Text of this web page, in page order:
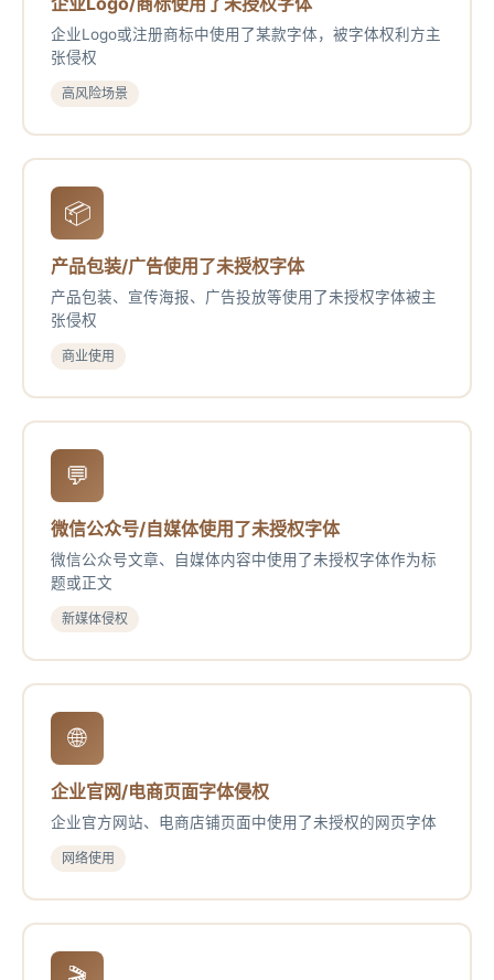
企业Logo或注册商标中使用了某款字体，被字体权利方主
张侵权
高风险场景
📦
产品包装/广告使用了未授权字体
产品包装、宣传海报、广告投放等使用了未授权字体被主
张侵权
商业使用
💬
微信公众号/自媒体使用了未授权字体
微信公众号文章、自媒体内容中使用了未授权字体作为标
题或正文
新媒体侵权
🌐
企业官网/电商页面字体侵权
企业官方网站、电商店铺页面中使用了未授权的网页字体
网络使用